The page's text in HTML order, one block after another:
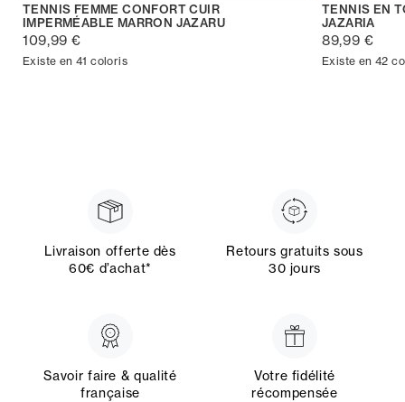
TENNIS FEMME CONFORT CUIR
IMPERMÉABLE MARRON JAZARU
109,99 €
Existe en 41 coloris
TENNIS EN
JAZARIA
89,99 €
Existe en 42
Livraison offerte dès
60€ d’achat*
Retours gratuits sous
30 jours
Savoir faire & qualité
française
Votre fidélité
récompensée